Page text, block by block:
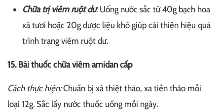
Chữa trị viêm ruột dư: Uống nước sắc từ 40g bạch hoa
xà tươi hoặc 20g dược liệu khô giúp cải thiện hiệu quả
trình trạng viêm ruột dư.
15. Bài thuốc chữa viêm amidan cấp
Cách thực hiện:Chuẩn bị xà thiệt thảo, xa tiền thảo mỗi
loại 12g. Sắc lấy nước thuốc uống mỗi ngày.